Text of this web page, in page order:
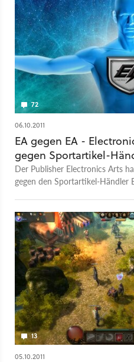
72
06.10.2011
EA gegen EA -
gegen Sportartikel-
Der Publisher Electronics Arts
gegen den Sportartikel-Händler
13
05.10.2011